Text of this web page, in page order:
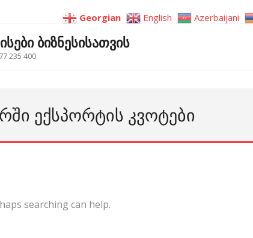
ბიზნესისათვის
235 400
ᲔᲥᲡᲞᲝᲠᲢᲘᲡ ᲙᲕᲝᲢᲔᲑᲘ
searching can help.
Georgian English Azerbaijani